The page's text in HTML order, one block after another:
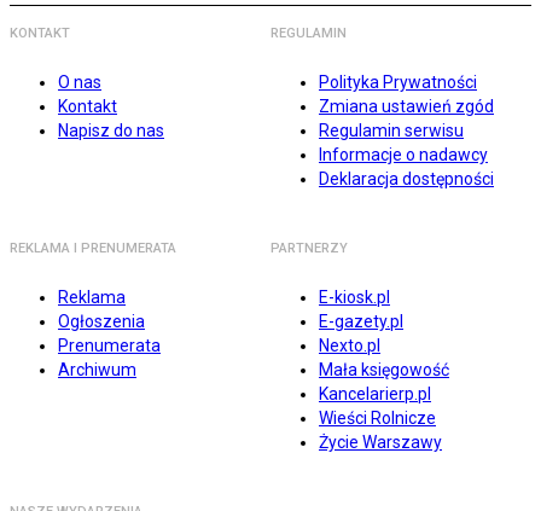
KONTAKT
O nas
Kontakt
Napisz do nas
REGULAMIN
Polityka Prywatności
Zmiana ustawień zgód
Regulamin serwisu
Informacje o nadawcy
Deklaracja dostępności
REKLAMA I PRENUMERATA
Reklama
Ogłoszenia
Prenumerata
Archiwum
PARTNERZY
E-kiosk.pl
E-gazety.pl
Nexto.pl
Mała księgowość
Kancelarierp.pl
Wieści Rolnicze
Życie Warszawy